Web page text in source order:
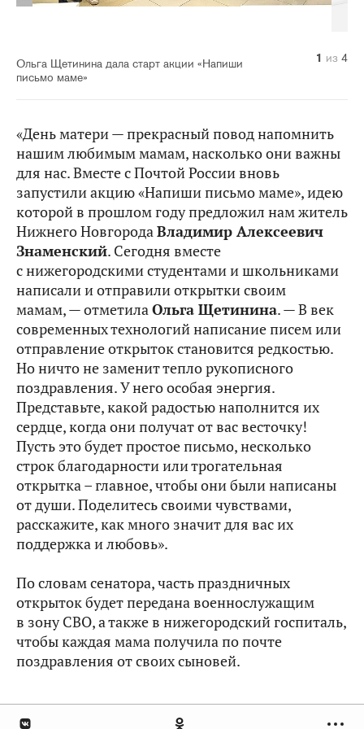
Ольга Щетинина дала старт акции «Напиши
письмо маме»
1 из 4
2 из 4
3 из 4
4 из 4
«День матери — прекрасный повод напомнить
нашим любимым мамам, насколько они важны
для нас. Вместе с Почтой России вновь
запустили акцию «Напиши письмо маме», идею
которой в прошлом году предложил нам житель
Нижнего Новгорода Владимир Алексеевич
Знаменский. Сегодня вместе
с нижегородскими студентами и школьниками
написали и отправили открытки своим
мамам, — отметила Ольга Щетинина. — В век
современных технологий написание писем или
отправление открыток становится редкостью.
Но ничто не заменит тепло рукописного
поздравления. У него особая энергия.
Представьте, какой радостью наполнится их
сердце, когда они получат от вас весточку!
Пусть это будет простое письмо, несколько
строк благодарности или трогательная
открытка – главное, чтобы они были написаны
от души. Поделитесь своими чувствами,
расскажите, как много значит для вас их
поддержка и любовь».
По словам сенатора, часть праздничных
открыток будет передана военнослужащим
в зону СВО, а также в нижегородский госпиталь,
чтобы каждая мама получила по почте
поздравления от своих сыновей.